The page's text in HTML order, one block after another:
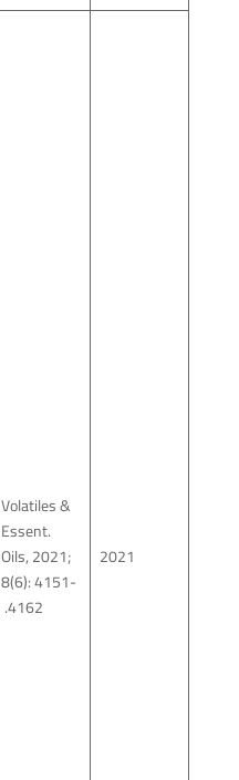
2021
Volatiles &
Essent.
Oils, 2021;
8(6): 4151-
4162.